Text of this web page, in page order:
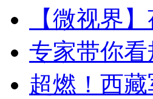
【微视界
专家带你
超燃！西